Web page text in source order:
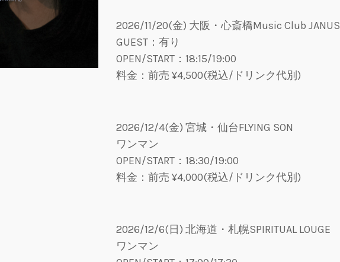
2026/11/20(金) 大阪・心斎橋Music Club JANUS
GUEST：有り
OPEN/START：18:15/19:00
料金：前売 ¥4,500(税込/ドリンク代別)
2026/12/4(金) 宮城・仙台FLYING SON
ワンマン
OPEN/START：18:30/19:00
料金：前売 ¥4,000(税込/ドリンク代別)
2026/12/6(日) 北海道・札幌SPIRITUAL LOUGE
ワンマン